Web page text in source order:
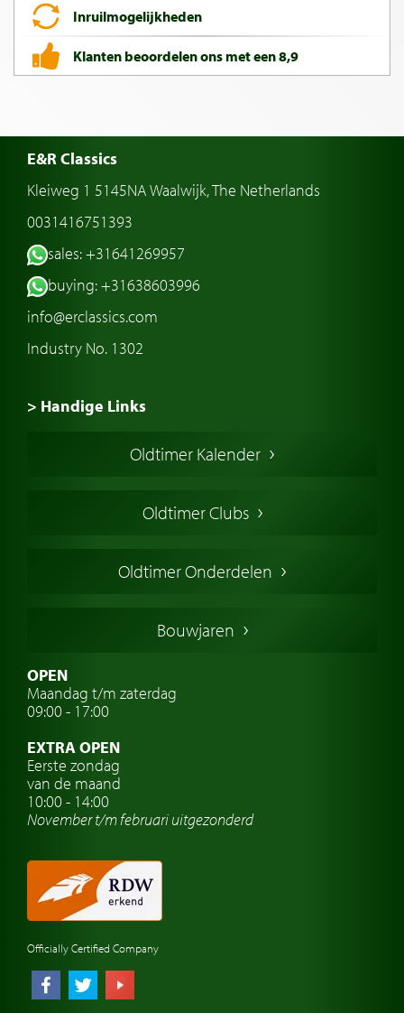
Inruilmogelijkheden
Klanten beoordelen ons met een 8,9
E&R Classics
Kleiweg 1 5145NA Waalwijk, The Netherlands
0031416751393
sales: +31641269957
buying: +31638603996
info@erclassics.com
Industry No. 1302
> Handige Links
Amerikaanse oldtimers
Franse oldtimers
Zweedse oldtimers
Oldtimer verzekering
Oldtimer reizen
Oldtimerwerkplaats
Automerk horloges
Classic cars Nederland
Oldtimer Kalender
Oldtimer Clubs
Oldtimer Onderdelen
Bouwjaren
OPEN
Maandag t/m zaterdag
09:00 - 17:00
EXTRA OPEN
Eerste zondag
van de maand
10:00 - 14:00
November t/m februariuitgezonderd
Officially Certified Company